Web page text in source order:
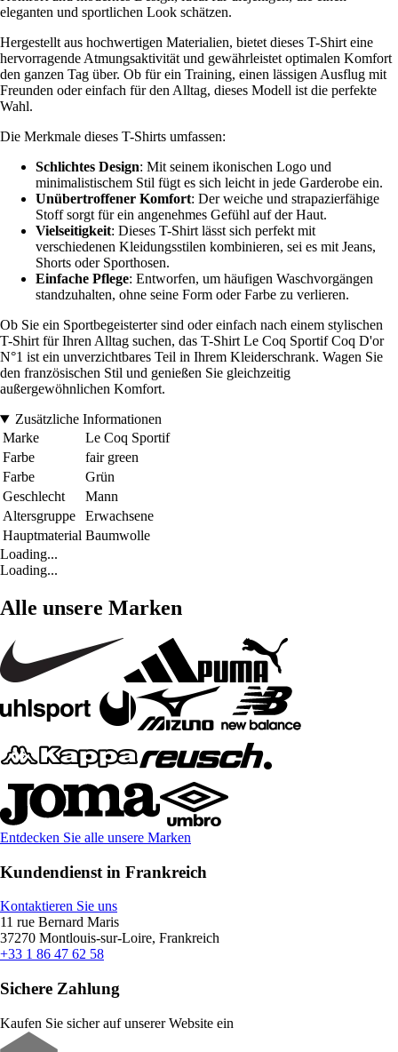
eleganten und sportlichen Look schätzen.
Hergestellt aus hochwertigen Materialien, bietet dieses T-Shirt eine
hervorragende Atmungsaktivität und gewährleistet optimalen Komfort
den ganzen Tag über. Ob für ein Training, einen lässigen Ausflug mit
Freunden oder einfach für den Alltag, dieses Modell ist die perfekte
Wahl.
Die Merkmale dieses T-Shirts umfassen:
Schlichtes Design: Mit seinem ikonischen Logo und
minimalistischem Stil fügt es sich leicht in jede Garderobe ein.
Unübertroffener Komfort: Der weiche und strapazierfähige
Stoff sorgt für ein angenehmes Gefühl auf der Haut.
Vielseitigkeit: Dieses T-Shirt lässt sich perfekt mit
verschiedenen Kleidungsstilen kombinieren, sei es mit Jeans,
Shorts oder Sporthosen.
Einfache Pflege: Entworfen, um häufigen Waschvorgängen
standzuhalten, ohne seine Form oder Farbe zu verlieren.
Ob Sie ein Sportbegeisterter sind oder einfach nach einem stylischen
T-Shirt für Ihren Alltag suchen, das T-Shirt Le Coq Sportif Coq D'or
N°1 ist ein unverzichtbares Teil in Ihrem Kleiderschrank. Wagen Sie
den französischen Stil und genießen Sie gleichzeitig
außergewöhnlichen Komfort.
Zusätzliche Informationen
Marke
Le Coq Sportif
Farbe
fair green
Farbe
Grün
Geschlecht
Mann
Altersgruppe
Erwachsene
Hauptmaterial Baumwolle
Loading...
Loading...
Alle unsere Marken
Entdecken Sie alle unsere Marken
Kundendienst in Frankreich
Kontaktieren Sie uns
11 rue Bernard Maris
37270 Montlouis-sur-Loire, Frankreich
+33 1 86 47 62 58
Sichere Zahlung
Kaufen Sie sicher auf unserer Website ein